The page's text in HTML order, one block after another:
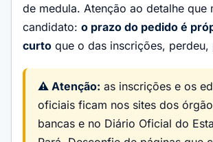
de medula. Atenção ao detalhe que
candidato: o prazo do pedido é
curto que o das inscrições, perdeu,
⚠️ Atenção: as inscrições e os
oficiais ficam nos sites dos
bancas e no Diário Oficial do